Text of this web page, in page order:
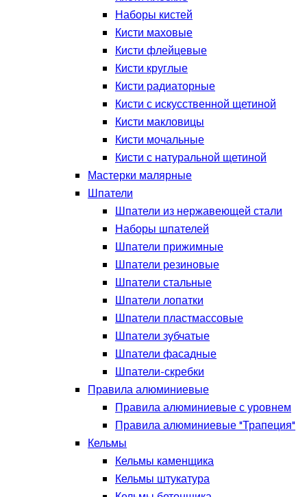
Наборы кистей
Кисти маховые
Кисти флейцевые
Кисти круглые
Кисти радиаторные
Кисти с искусственной щетиной
Кисти макловицы
Кисти мочальные
Кисти с натуральной щетиной
Мастерки малярные
Шпатели
Шпатели из нержавеющей стали
Наборы шпателей
Шпатели прижимные
Шпатели резиновые
Шпатели стальные
Шпатели лопатки
Шпатели пластмассовые
Шпатели зубчатые
Шпатели фасадные
Шпатели-скребки
Правила алюминиевые
Правила алюминиевые с уровнем
Правила алюминиевые "Трапеция"
Кельмы
Кельмы каменщика
Кельмы штукатура